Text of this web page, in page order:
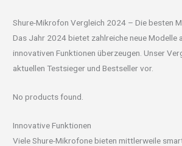
Shure-Mikrofon Vergleich 2024 – Die besten
Das Jahr 2024 bietet zahlreiche neue Modelle
innovativen Funktionen überzeugen. Unser
aktuellen Testsieger und Bestseller vor.
No products found.
Innovative Funktionen
Viele Shure-Mikrofone bieten mittlerweile